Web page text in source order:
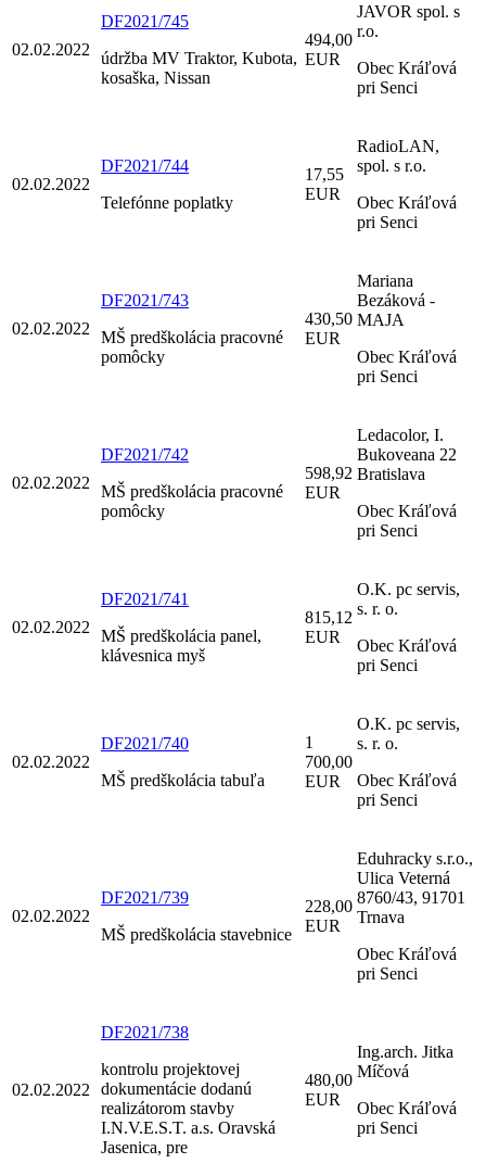
02.02.2022
DF2021/745
údržba MV Traktor, Kubota,
kosaška, Nissan
494,00
EUR
JAVOR spol. s
r.o.
Obec Kráľová
pri Senci
02.02.2022
DF2021/744
Telefónne poplatky
17,55
EUR
RadioLAN,
spol. s r.o.
Obec Kráľová
pri Senci
02.02.2022
DF2021/743
MŠ predškolácia pracovné
pomôcky
430,50
EUR
Mariana
Bezáková -
MAJA
Obec Kráľová
pri Senci
02.02.2022
DF2021/742
MŠ predškolácia pracovné
pomôcky
598,92
EUR
Ledacolor, I.
Bukoveana 22
Bratislava
Obec Kráľová
pri Senci
02.02.2022
DF2021/741
MŠ predškolácia panel,
klávesnica myš
815,12
EUR
O.K. pc servis,
s. r. o.
Obec Kráľová
pri Senci
02.02.2022
DF2021/740
MŠ predškolácia tabuľa
1
700,00
EUR
O.K. pc servis,
s. r. o.
Obec Kráľová
pri Senci
02.02.2022
DF2021/739
MŠ predškolácia stavebnice
228,00
EUR
Eduhracky s.r.o.,
Ulica Veterná
8760/43, 91701
Trnava
Obec Kráľová
pri Senci
02.02.2022
DF2021/738
kontrolu projektovej
dokumentácie dodanú
realizátorom stavby
I.N.V.E.S.T. a.s. Oravská
Jasenica, pre
480,00
EUR
Ing.arch. Jitka
Míčová
Obec Kráľová
pri Senci